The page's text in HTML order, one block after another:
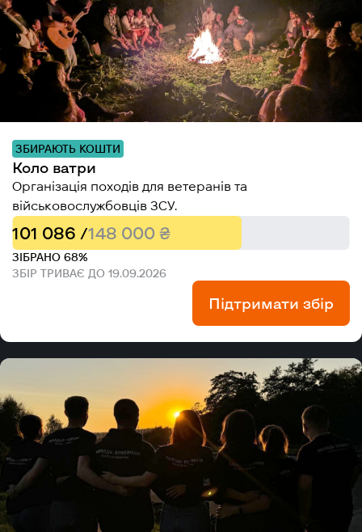
ЗБИРАЮТЬ КОШТИ
Коло ватри
Організація походів для ветеранів та
військовослужбовців ЗСУ.
101 086 /148 000 ₴
ЗІБРАНО 68%
ЗБІР ТРИВАЄ ДО 19.09.2026
Підтримати збір